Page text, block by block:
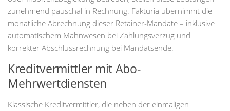
zunehmend pauschal in Rechnung. Fakturia übernimmt die
monatliche Abrechnung dieser Retainer-Mandate – inklusive
automatischem Mahnwesen bei Zahlungsverzug und
korrekter Abschlussrechnung bei Mandatsende.
Kreditvermittler mit Abo-
Mehrwertdiensten
Klassische Kreditvermittler, die neben der einmaligen